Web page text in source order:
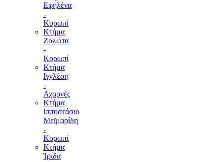
Εφηλένα
-
Κορωπί
Κτήμα
Ζολώτα
-
Κορωπί
Κτήμα
Ιγγλέση
-
Αχαρνές
Κτήμα
Ιπποστάσιο
Μεϊμαρίδη
-
Κορωπί
Κτήμα
Ίριδα